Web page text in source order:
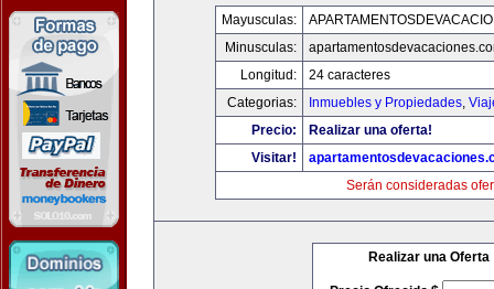
Mayusculas:
Minusculas:
Longitud:
24 caracteres
Categorias:
Inmuebles y Propiedades,
Precio:
Realizar una oferta!
Visitar!
Serán consideradas
Realizar una Oferta